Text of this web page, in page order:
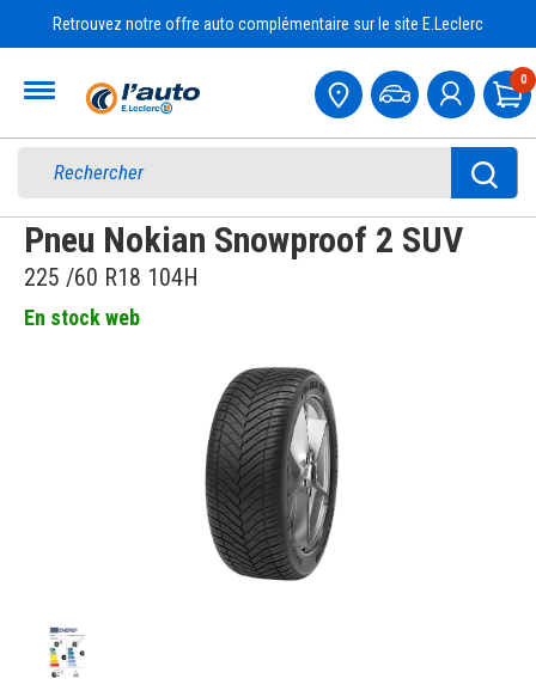
Retrouvez notre offre auto complémentaire sur le site E.Leclerc
0
Pneu Nokian Snowproof 2 SUV
225 /60 R18 104H
En stock web